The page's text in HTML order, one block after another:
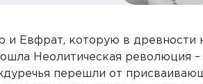
Евфрат, которую в
Неолитическая революция
перешли от